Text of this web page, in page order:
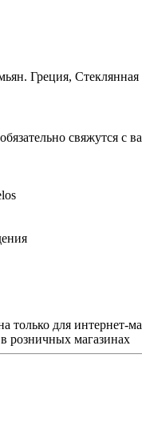
Греция, Стеклянная
свяжутся с
только для интернет-
розничных магазинах